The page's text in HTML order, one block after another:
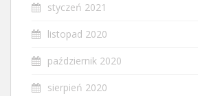
styczeń 2021
listopad 2020
październik 2020
sierpień 2020